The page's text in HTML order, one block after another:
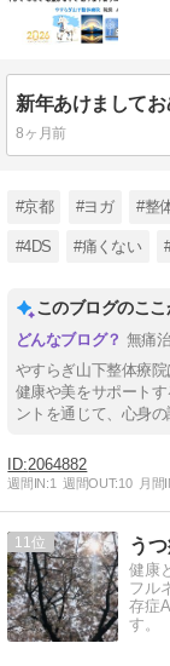
新年あけまして
8ヶ月前
#京都 #ヨガ #整
#4DS #痛くない
このブログのこ
無痛
やすらぎ山下整体療
健康や美をサポート
ントを通じて、心身
2064882
週間IN:1 週間OUT:10 月間
11
健康
フル
存症
す。